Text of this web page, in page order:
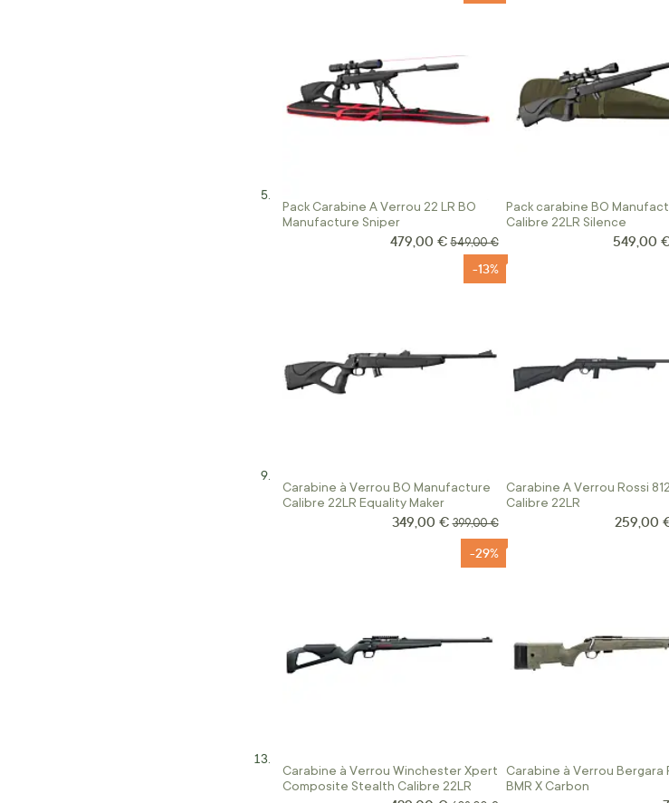
Pack Carabine A Verrou 22 LR BO
Manufacture Sniper
Prix Spécial
479,00 € Prix normal
549,00 €
Pack carabine BO
Calibre 22LR Silence
Prix
549,00
Carabine à Verrou BO Manufacture
Calibre 22LR Equality Maker
-13%
Prix Spécial
349,00 € Prix normal
399,00 €
Carabine A Verrou Rossi
Calibre 22LR
Prix
259,00
Carabine à Verrou Winchester Xpert
Composite Stealth Calibre 22LR
-29%
Carabine à Verrou Bergara
BMR X Carbon